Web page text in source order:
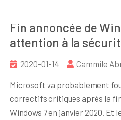
Fin annoncée de
attention à la
2020-01-14 Cammile
Microsoft va probablement
correctifs critiques après la
Windows 7 en janvier 2020. Et